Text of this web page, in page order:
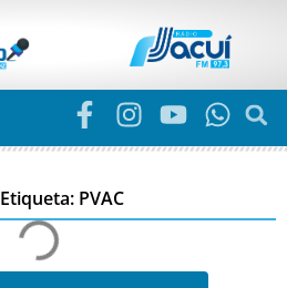
Etiqueta: PVAC